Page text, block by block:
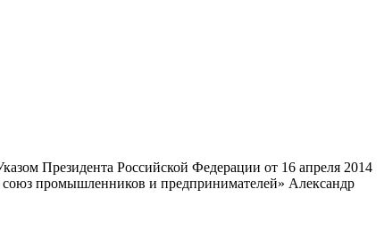
Президента Российской Федерации от 16 апреля 2014
союз промышленников и предпринимателей» Александр